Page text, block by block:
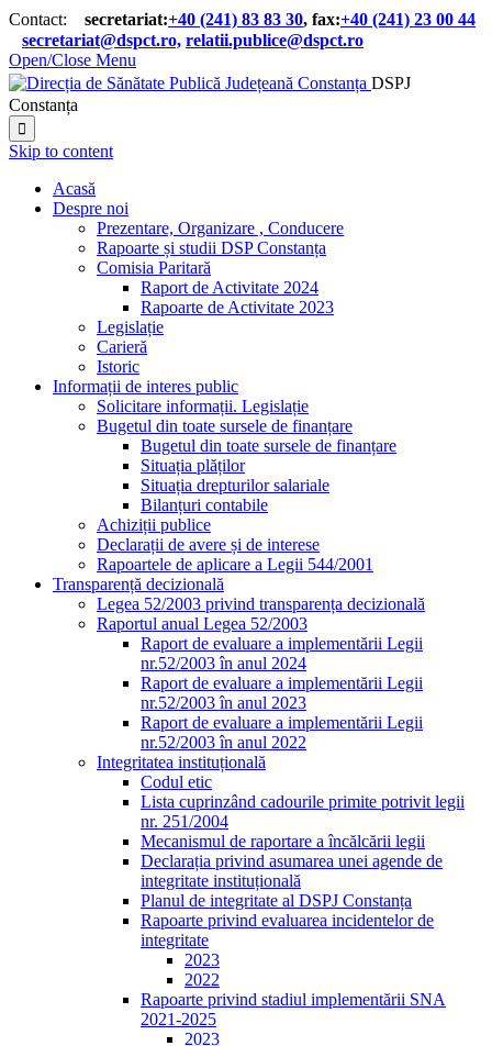
Contact: secretariat:+40 (241) 83 83 30, fax:+40 (241) 23 00 44
secretariat@dspct.ro, relatii.publice@dspct.ro
Open/Close Menu
DSPJ
Constanța

Skip to content
Acasă
Despre noi
Prezentare, Organizare , Conducere
Rapoarte și studii DSP Constanța
Comisia Paritară
Raport de Activitate 2024
Rapoarte de Activitate 2023
Legislație
Carieră
Istoric
Informații de interes public
Solicitare informații. Legislație
Bugetul din toate sursele de finanțare
Bugetul din toate sursele de finanțare
Situația plăților
Situația drepturilor salariale
Bilanțuri contabile
Achiziții publice
Declarații de avere și de interese
Rapoartele de aplicare a Legii 544/2001
Transparență decizională
Legea 52/2003 privind transparența decizională
Raportul anual Legea 52/2003
Raport de evaluare a implementării Legii
nr.52/2003 în anul 2024
Raport de evaluare a implementării Legii
nr.52/2003 în anul 2023
Raport de evaluare a implementării Legii
nr.52/2003 în anul 2022
Integritatea instituțională
Codul etic
Lista cuprinzând cadourile primite potrivit legii
nr. 251/2004
Mecanismul de raportare a încălcării legii
Declarația privind asumarea unei agende de
integritate instituțională
Planul de integritate al DSPJ Constanța
Rapoarte privind evaluarea incidentelor de
integritate
2023
2022
Rapoarte privind stadiul implementării SNA
2021-2025
2023